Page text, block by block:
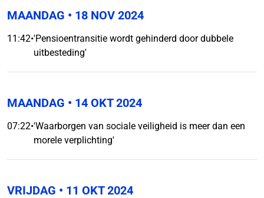
MAANDAG • 18 NOV 2024
11:42•'Pensioentransitie wordt gehinderd door dubbele
uitbesteding'
MAANDAG • 14 OKT 2024
07:22•'Waarborgen van sociale veiligheid is meer dan een
morele verplichting'
VRIJDAG • 11 OKT 2024